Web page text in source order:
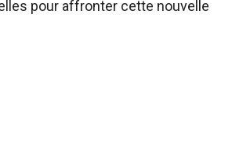
pour affronter cette nouvelle